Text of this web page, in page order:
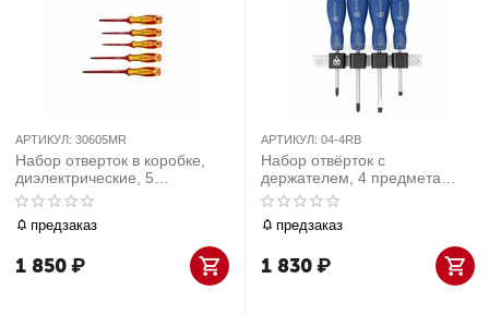
АРТИКУЛ: 30605MR
Набор отверток в коробке,
диэлектрические, 5
предметов KING TONY
30605MR
предзаказ
1 850₽
АРТИКУЛ: 04-4RB
Набор отвёрток с
держателем, 4 предмета
МАСТАК 04-4RB
предзаказ
1 830₽